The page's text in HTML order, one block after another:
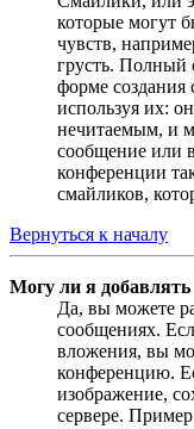
которые могут
чувств,
грусть. Полный
форме создания
используя их:
нечитаемым, и
сообщение или
конференции
смайликов,
Вернуться к началу
Могу ли я
Да, вы можете
сообщениях.
вложения, вы
конференцию.
изображение,
сервере.